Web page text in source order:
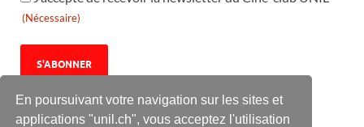
En poursuivant votre navigation sur les sites et
applications "unil.ch", vous acceptez l'utilisation
(Nécessaire)
(Nécessaire)